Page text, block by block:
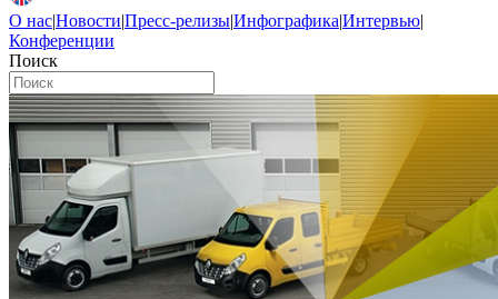
О нас|Новости|Пресс-релизы|Инфографика|Интервью|
Конференции
Поиск